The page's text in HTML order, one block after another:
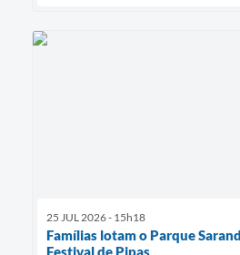
25 JUL 2026 - 15h18
Famílias lotam o Parque
Festival de Pipas